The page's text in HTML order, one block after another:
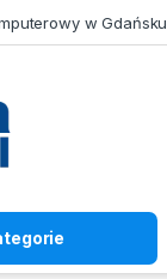
w Gdańsku